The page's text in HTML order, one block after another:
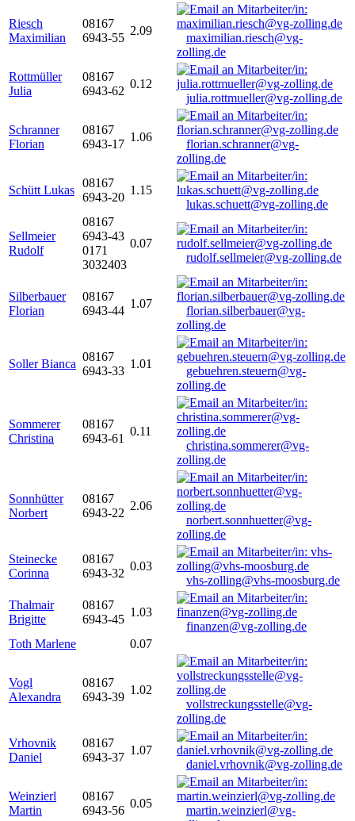
Riesch
Maximilian
08167
6943-55
2.09
maximilian.riesch@vg-
zolling.de
Rottmüller
Julia
08167
6943-62
0.12
julia.rottmueller@vg-zolling.de
Schranner
Florian
08167
6943-17
1.06
florian.schranner@vg-
zolling.de
Schütt Lukas
08167
6943-20
1.15
lukas.schuett@vg-zolling.de
Sellmeier
Rudolf
08167
6943-43
0171
3032403
0.07
rudolf.sellmeier@vg-zolling.de
Silberbauer
Florian
08167
6943-44
1.07
florian.silberbauer@vg-
zolling.de
Soller Bianca
08167
6943-33
1.01
gebuehren.steuern@vg-
zolling.de
Sommerer
Christina
08167
6943-61
0.11
christina.sommerer@vg-
zolling.de
Sonnhütter
Norbert
08167
6943-22
2.06
norbert.sonnhuetter@vg-
zolling.de
Steinecke
Corinna
08167
6943-32
0.03
vhs-zolling@vhs-moosburg.de
Thalmair
Brigitte
08167
6943-45
1.03
finanzen@vg-zolling.de
Toth Marlene
0.07
Vogl
Alexandra
08167
6943-39
1.02
vollstreckungsstelle@vg-
zolling.de
Vrhovnik
Daniel
08167
6943-37
1.07
daniel.vrhovnik@vg-zolling.de
Weinzierl
Martin
08167
6943-56
0.05
martin.weinzierl@vg-